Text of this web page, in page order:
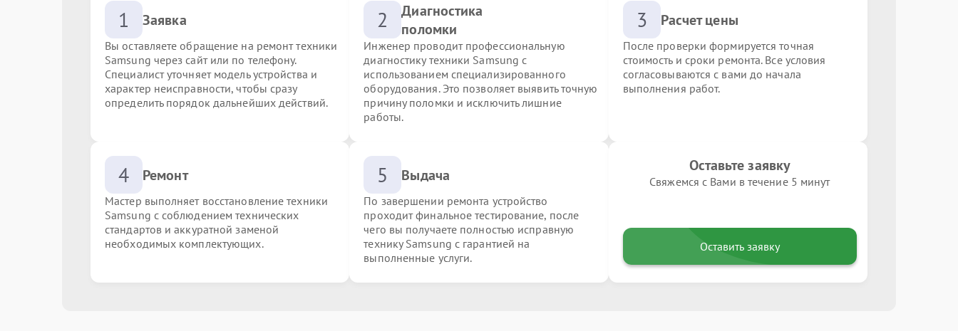
1 Заявка
Вы оставляете обращение на ремонт техники
Samsung через сайт или по телефону.
Специалист уточняет модель устройства и
характер неисправности, чтобы сразу
определить порядок дальнейших действий.
2
Диагностика
поломки
Инженер проводит профессиональную
диагностику техники Samsung с
использованием специализированного
оборудования. Это позволяет выявить точную
причину поломки и исключить лишние
работы.
3 Расчет цены
После проверки формируется точная
стоимость и сроки ремонта. Все условия
согласовываются с вами до начала
выполнения работ.
4 Ремонт
Мастер выполняет восстановление техники
Samsung с соблюдением технических
стандартов и аккуратной заменой
необходимых комплектующих.
5 Выдача
По завершении ремонта устройство
проходит финальное тестирование, после
чего вы получаете полностью исправную
технику Samsung с гарантией на
выполненные услуги.
Оставьте заявку
Свяжемся с Вами в течение 5 минут
Оставить заявку